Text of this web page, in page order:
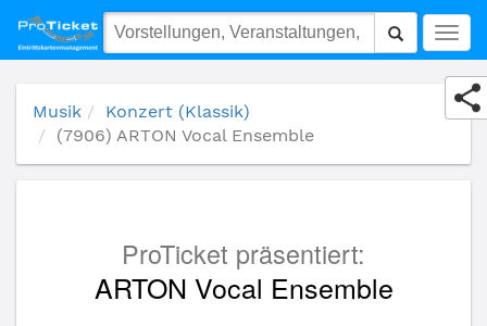
(7906) ARTON Vocal Ensemble
Musik
Konzert (Klassik)
(7906) ARTON Vocal Ensemble
ProTicket präsentiert:
ARTON Vocal Ensemble